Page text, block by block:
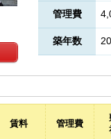
管理費
築年数
賃料 管理費